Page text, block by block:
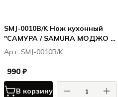
SMJ-0010B/K Нож кухонный
"САМУРА / SAMURA МОДЖО /
MOJO" овощной 94 мм,
корроз.-стойкая сталь,
полипропилен чёрн.
Арт. SMJ-0010B/K
990 ₽
В корзину